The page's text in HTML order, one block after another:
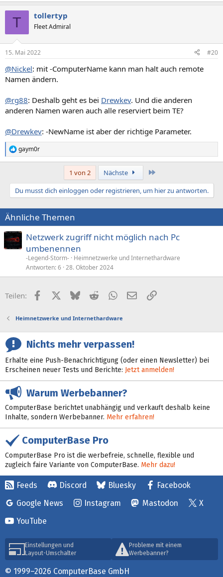
T tollertyp
Fleet Admiral
15. Mai 2022 #20
@Nickel: mit -ComputerName kann man halt auch remote
Namen ändern.
@rg88: Deshalb geht es bei Drewkev. Und die anderen
anderen Namen waren auch alle reserviert beim TE?
@Drewkev: -NewName ist aber der richtige Parameter.
R
e
t
o
n
e
:
gaym0r
1 von 2 Nächste
Du musst dich einloggen oder registrieren, um hier zu antworten.
Ähnliche Themen
Netzwerk zugriff nicht möglich nach Pc
umbenennen
-Legend-Storm- Heimnetzwerke und Internethardware
Antworten 6 28. Oktober 2024
Teilen: FacebookX (Twitter)
BlueskyRedditWhatsApp
E-MailLink
Heimnetzwerke und Internethardware
Nichts mehr verpassen!
Erhalte eine Push-Benachrichtigung (oder einen Newsletter) bei
Erscheinen neuer Tests und Berichte: Jetzt anmelden!
Warum Werbebanner?
ComputerBase berichtet unabhängig und verkauft deshalb keine
Inhalte, sondern Werbebanner. Mehr erfahren!
ComputerBase Pro
ComputerBase Pro ist die werbefreie, schnelle, flexible und
zugleich faire Variante von ComputerBase. Mehr dazu!
Feeds Discord Bluesky
Facebook
Google News
Instagram Mastodon
X
YouTube
Einstellungen und
Layout-Umschalter
Probleme mit einem
Werbebanner?
© 1999–2026 ComputerBase GmbH